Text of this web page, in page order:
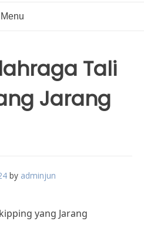
Menu
Tali
Jarang
by adminjun
yang Jarang